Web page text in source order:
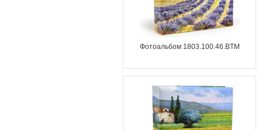
Фотоальбом 1803.100.46.BTM